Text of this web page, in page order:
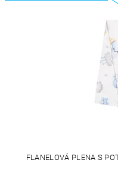
FLANELOVÁ PLENA S